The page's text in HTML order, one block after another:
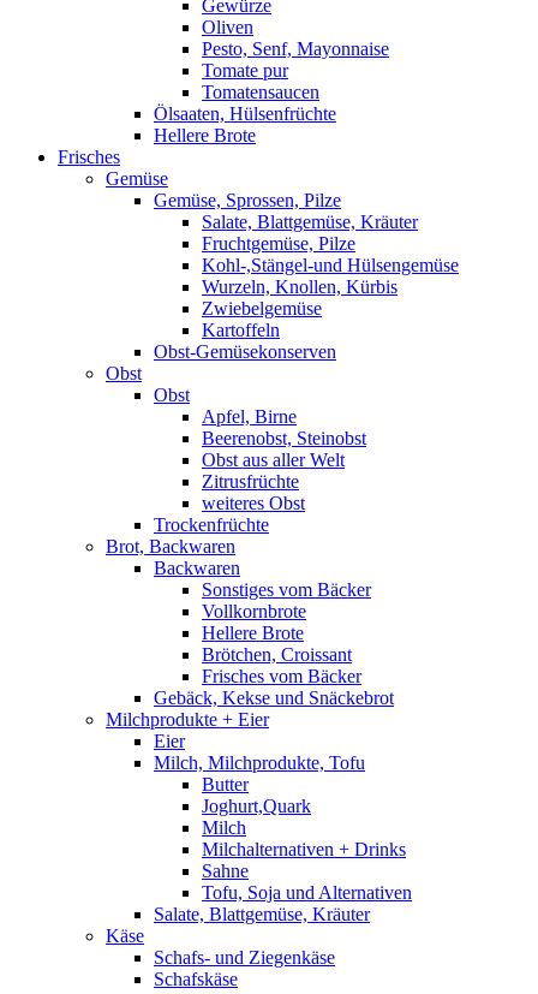
Gewürze
Oliven
Pesto, Senf, Mayonnaise
Tomate pur
Tomatensaucen
Ölsaaten, Hülsenfrüchte
Hellere Brote
Frisches
Gemüse
Gemüse, Sprossen, Pilze
Salate, Blattgemüse, Kräuter
Fruchtgemüse, Pilze
Kohl-,Stängel-und Hülsengemüse
Wurzeln, Knollen, Kürbis
Zwiebelgemüse
Kartoffeln
Obst-Gemüsekonserven
Obst
Obst
Apfel, Birne
Beerenobst, Steinobst
Obst aus aller Welt
Zitrusfrüchte
weiteres Obst
Trockenfrüchte
Brot, Backwaren
Backwaren
Sonstiges vom Bäcker
Vollkornbrote
Hellere Brote
Brötchen, Croissant
Frisches vom Bäcker
Gebäck, Kekse und Snäckebrot
Milchprodukte + Eier
Eier
Milch, Milchprodukte, Tofu
Butter
Joghurt,Quark
Milch
Milchalternativen + Drinks
Sahne
Tofu, Soja und Alternativen
Salate, Blattgemüse, Kräuter
Käse
Schafs- und Ziegenkäse
Schafskäse